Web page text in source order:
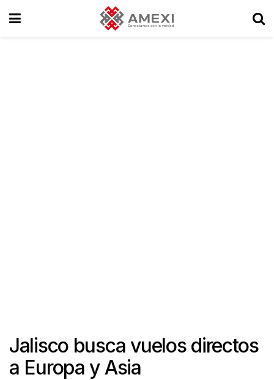
Jalisco busca vuelos directos
a Europa y Asia